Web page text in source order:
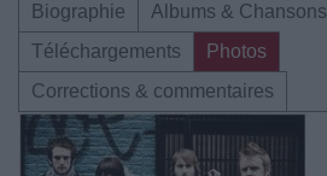
Biographie
Albums & Chansons
Téléchargements
Photos
Corrections & commentaires